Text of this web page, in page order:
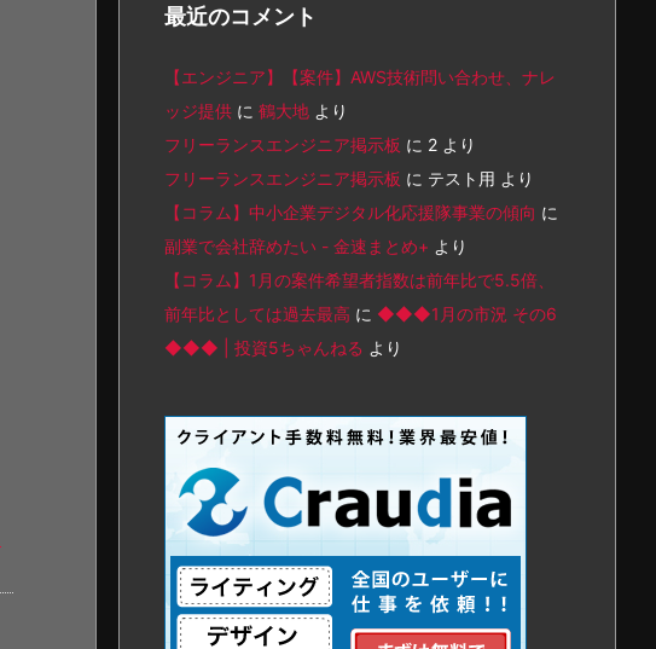
最近のコメント
【エンジニア】【案件】AWS技術問い合わせ、ナレ
ッジ提供 に 鶴大地 より
フリーランスエンジニア掲示板 に 2 より
フリーランスエンジニア掲示板 に テスト用 より
【コラム】中小企業デジタル化応援隊事業の傾向 に
副業で会社辞めたい - 金速まとめ+ より
【コラム】1月の案件希望者指数は前年比で5.5倍、
前年比としては過去最高 に ◆◆◆1月の市況 その6
◆◆◆ | 投資5ちゃんねる より